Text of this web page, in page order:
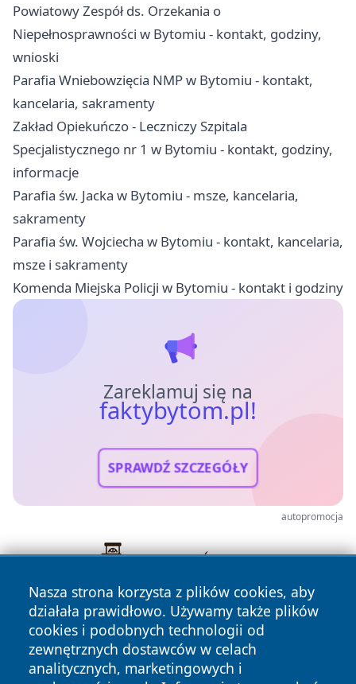
Powiatowy Zespół ds. Orzekania o
Niepełnosprawności w Bytomiu - kontakt, godziny,
wnioski
Parafia Wniebowzięcia NMP w Bytomiu - kontakt,
kancelaria, sakramenty
Zakład Opiekuńczo - Leczniczy Szpitala
Specjalistycznego nr 1 w Bytomiu - kontakt, godziny,
informacje
Parafia św. Jacka w Bytomiu - msze, kancelaria,
sakramenty
Parafia św. Wojciecha w Bytomiu - kontakt, kancelaria,
msze i sakramenty
Komenda Miejska Policji w Bytomiu - kontakt i godziny
Zareklamuj się na
faktybytom.pl!
SPRAWDŹ SZCZEGÓŁY
autopromocja
Nasza strona korzysta z plików cookies, aby
działała prawidłowo. Używamy także plików
cookies i podobnych technologii od
zewnętrznych dostawców w celach
analitycznych, marketingowych i